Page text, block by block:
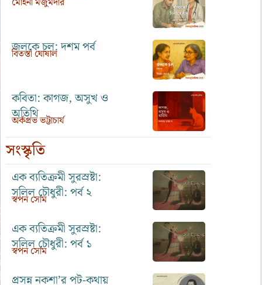
জলকে চল: দশম পর্ব
বিতস্তা ঘোষাল
কবিতা: কাগজ, অসুখ ও
অতিথি
অর্কপ্রভ ভট্টাচার্য
সংস্কৃতি
এক ব্যতিক্রমী সুরস্রষ্টা:
সলিল চৌধুরী: পর্ব ২
স্বপন সোম
এক ব্যতিক্রমী সুরস্রষ্টা:
সলিল চৌধুরী: পর্ব ১
স্বপন সোম
প্রসন্ন নকশা’র পট-কথায়